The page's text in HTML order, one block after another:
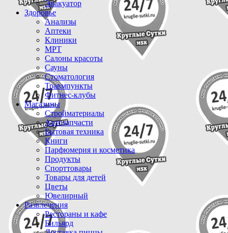
Эвакуатор
Здоровье
Анализы
Аптеки
Клиники
МРТ
Салоны красоты
Сауны
Стоматология
Травмпункты
Фитнес-клубы
Магазины
Стройматериалы
Автозапчасти
Бытовая техника
Книги
Парфюмерия и косметика
Продукты
Спорттовары
Товары для детей
Цветы
Ювелирный
Развлечения
Рестораны и кафе
Бильярд